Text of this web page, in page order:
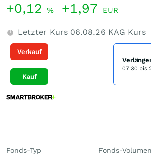
+0,12 % +1,97 EUR
Letzter Kurs 06.08.26 KAG Kurs
Verkauf
Kauf
07:30 bis
Fonds-Typ Fonds-Volumen